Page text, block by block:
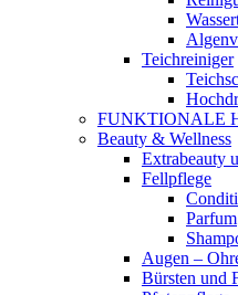
Teichreiniger
FUNKTIONALE
Beauty & Wellness
Extrabeauty
Fellpflege
Parfum
Augen –
Bürsten und